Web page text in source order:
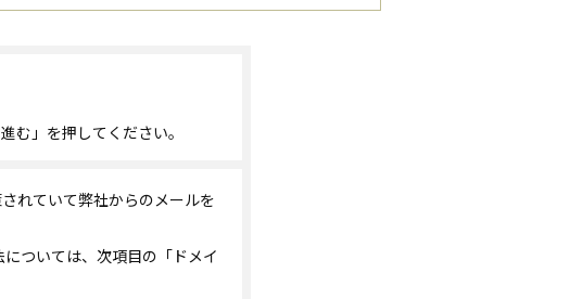
む」を押してください。
れていて弊社からのメールを
ついては、次項目の「ドメイ